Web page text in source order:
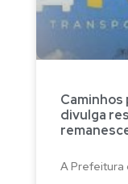
divulga
A Prefeitura